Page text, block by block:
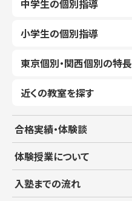
中学生の個別指導
小学生の個別指導
東京個別・関西個別の特長
近くの教室を探す
合格実績・体験談
体験授業について
入塾までの流れ